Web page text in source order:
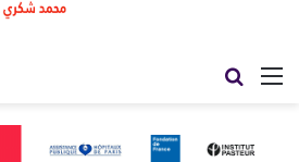
القائمة